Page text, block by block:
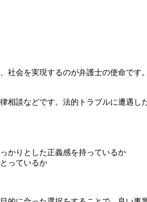
会を実現するのが弁護士の使命です
相談などです。法的トラブルに遭遇し
かりとした正義感を持っているか
っているか